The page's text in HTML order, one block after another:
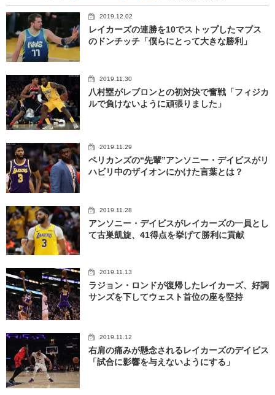
2019.12.02
レイカーズの連勝を10でストップしたマブス
のドンチッチ「僕らにとって大きな勝利」
2019.11.30
八村塁がレブロンとの初対決で奮戦「フィジカ
ルで負けないように頑張りました」
2019.11.29
ペリカンズの“先輩”アンソニー・デイビスがリ
ハビリ中のザイオンにかけた言葉とは？
2019.11.28
アンソニー・デイビスがレイカーズの一員とし
て古巣凱旋、41得点を挙げて勝利に貢献
2019.11.13
ラジョン・ロンドが復帰したレイカーズ、好調
サンズを下してウェスト首位の座を堅持
2019.11.12
右肩の痛みが懸念されるレイカーズのデイビス
「試合に影響を与えないようにする」